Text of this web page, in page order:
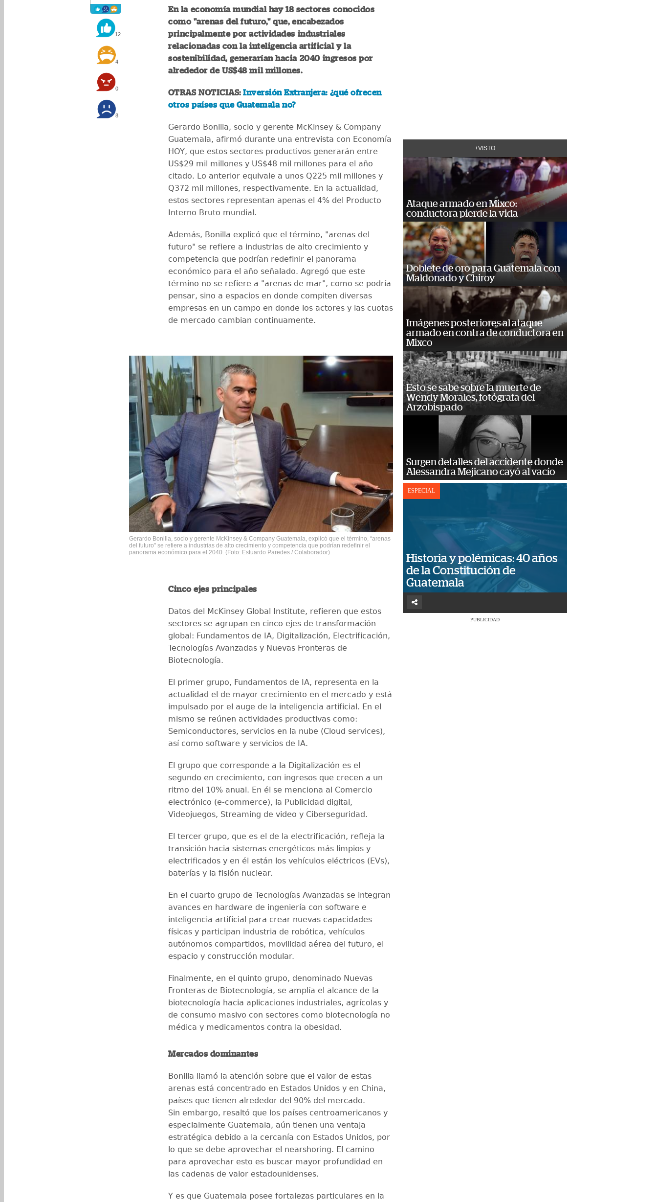
12
4
0
8
En la economía mundial hay 18 sectores conocidos
como "arenas del futuro," que, encabezados
principalmente por actividades industriales
relacionadas con la inteligencia artificial y la
sostenibilidad, generarían hacia 2040 ingresos por
alrededor de US$48 mil millones.
OTRAS NOTICIAS:Inversión Extranjera: ¿qué ofrecen
otros países que Guatemala no?
Gerardo Bonilla, socio y gerente McKinsey & Company
Guatemala, afirmó durante una entrevista con Economía
HOY, que estos sectores productivos generarán entre
US$29 mil millones y US$48 mil millones para el año
citado. Lo anterior equivale a unos Q225 mil millones y
Q372 mil millones, respectivamente. En la actualidad,
estos sectores representan apenas el 4% del Producto
Interno Bruto mundial.
Además, Bonilla explicó que el término, "arenas del
futuro" se refiere a industrias de alto crecimiento y
competencia que podrían redefinir el panorama
económico para el año señalado. Agregó que este
término no se refiere a "arenas de mar", como se podría
pensar, sino a espacios en donde compiten diversas
empresas en un campo en donde los actores y las cuotas
de mercado cambian continuamente.
Gerardo Bonilla, socio y gerente McKinsey & Company Guatemala, explicó que el término, “arenas
del futuro" se refiere a industrias de alto crecimiento y competencia que podrían redefinir el
panorama económico para el 2040. (Foto: Estuardo Paredes / Colaborador)
Cinco ejes principales
Datos del McKinsey Global Institute, refieren que estos
sectores se agrupan en cinco ejes de transformación
global: Fundamentos de IA, Digitalización, Electrificación,
Tecnologías Avanzadas y Nuevas Fronteras de
Biotecnología.
El primer grupo, Fundamentos de IA, representa en la
actualidad el de mayor crecimiento en el mercado y está
impulsado por el auge de la inteligencia artificial. En el
mismo se reúnen actividades productivas como:
Semiconductores, servicios en la nube (Cloud services),
así como software y servicios de IA.
El grupo que corresponde a la Digitalización es el
segundo en crecimiento, con ingresos que crecen a un
ritmo del 10% anual. En él se menciona al Comercio
electrónico (e-commerce), la Publicidad digital,
Videojuegos, Streaming de video y Ciberseguridad.
El tercer grupo, que es el de la electrificación, refleja la
transición hacia sistemas energéticos más limpios y
electrificados y en él están los vehículos eléctricos (EVs),
baterías y la fisión nuclear.
En el cuarto grupo de Tecnologías Avanzadas se integran
avances en hardware de ingeniería con software e
inteligencia artificial para crear nuevas capacidades
físicas y participan industria de robótica, vehículos
autónomos compartidos, movilidad aérea del futuro, el
espacio y construcción modular.
Finalmente, en el quinto grupo, denominado Nuevas
Fronteras de Biotecnología, se amplía el alcance de la
biotecnología hacia aplicaciones industriales, agrícolas y
de consumo masivo con sectores como biotecnología no
médica y medicamentos contra la obesidad.
Mercados dominantes
Bonilla llamó la atención sobre que el valor de estas
arenas está concentrado en Estados Unidos y en China,
países que tienen alrededor del 90% del mercado.
Sin embargo, resaltó que los países centroamericanos y
especialmente Guatemala, aún tienen una ventaja
estratégica debido a la cercanía con Estados Unidos, por
lo que se debe aprovechar el nearshoring. El camino
para aprovechar esto es buscar mayor profundidad en
las cadenas de valor estadounidenses.
Y es que Guatemala posee fortalezas particulares en la
+VISTO
Ataque armado en Mixco:
conductora pierde la vida
Doblete de oro para Guatemala con
Maldonado y Chiroy
Imágenes posteriores al ataque
armado en contra de conductora en
Mixco
Esto se sabe sobre la muerte de
Wendy Morales, fotógrafa del
Arzobispado
Surgen detalles del accidente donde
Alessandra Mejicano cayó al vacío
ESPECIAL
Historia y polémicas: 40 años
de la Constitución de
Guatemala
PUBLICIDAD